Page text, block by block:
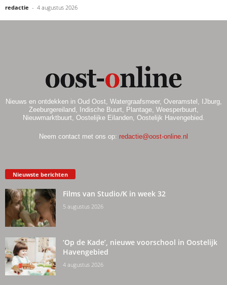
redactie - 4 augustus 2026
Nieuws en ontdekken in Oud Oost, Watergraafsmeer, Overamstel, IJburg,
Zeeburgereiland, Indische Buurt, Plantage, Weesperbuurt,
Nieuwmarktbuurt, Oostelijke Eilanden, Oostelijk Havengebied.
Neem contact met ons op: redactie@oost-online.nl
Nieuwste berichten
Films van Studio/K in week 32
5 augustus 2026
‘Op de Kade’, nieuwe voorschool in Oostelijk
Havengebied
4 augustus 2026